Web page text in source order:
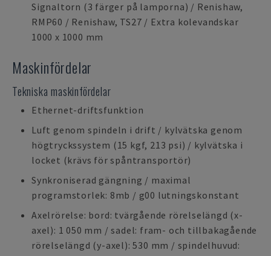
Signaltorn (3 färger på lamporna) / Renishaw,
RMP60 / Renishaw, TS27 / Extra kolevandskar
1000 x 1000 mm
Maskinfördelar
Tekniska maskinfördelar
Ethernet-driftsfunktion
Luft genom spindeln i drift / kylvätska genom
högtryckssystem (15 kgf, 213 psi) / kylvätska i
locket (krävs för spåntransportör)
Synkroniserad gängning / maximal
programstorlek: 8mb / g00 lutningskonstant
Axelrörelse: bord: tvärgående rörelselängd (x-
axel): 1 050 mm / sadel: fram- och tillbakagående
rörelselängd (y-axel): 530 mm / spindelhuvud: